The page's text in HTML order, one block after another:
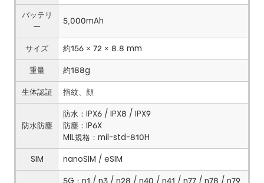
バッテリ
ー
5,000mAh
サイズ
約156 × 72 × 8.8 mm
重量
約188g
生体認証
指紋、顔
防水防塵
防水：IPX6 / IPX8 / IPX9
防塵：IP6X
MIL規格：mil-std-810H
SIM
nanoSIM / eSIM